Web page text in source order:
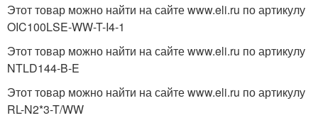
Этот товар можно найти на сайте www.eli.ru по артикулу
OIC100LSE-WW-T-I4-1
Этот товар можно найти на сайте www.eli.ru по артикулу
NTLD144-B-E
Этот товар можно найти на сайте www.eli.ru по артикулу
RL-N2*3-T/WW